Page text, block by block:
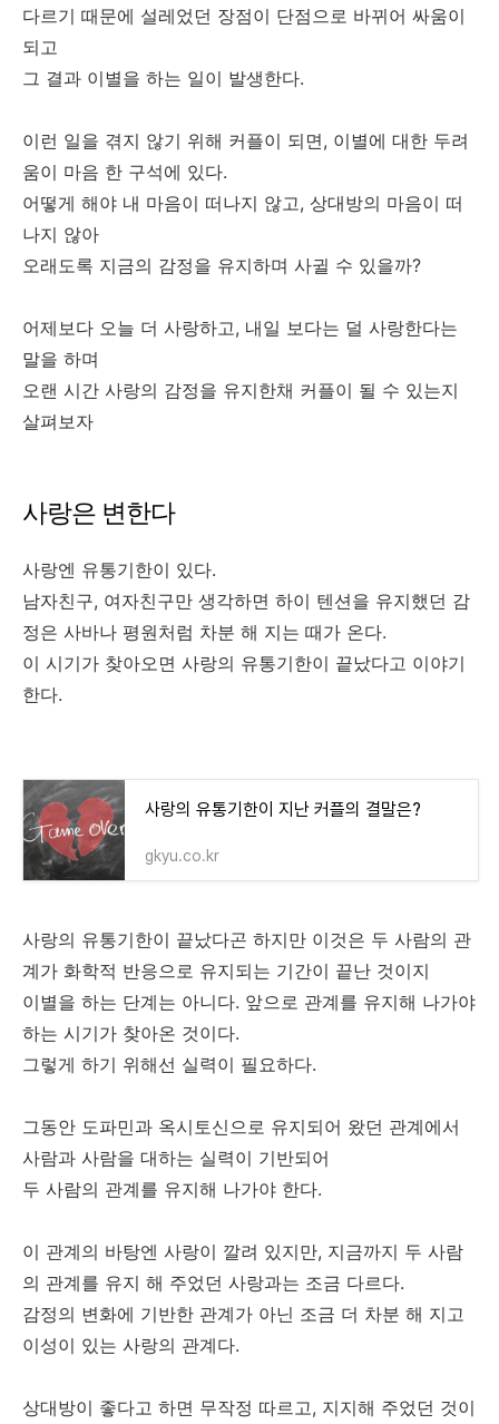
다르기 때문에 설레었던 장점이 단점으로 바뀌어 싸움이
되고
그 결과 이별을 하는 일이 발생한다.
이런 일을 겪지 않기 위해 커플이 되면, 이별에 대한 두려
움이 마음 한 구석에 있다.
어떻게 해야 내 마음이 떠나지 않고, 상대방의 마음이 떠
나지 않아
오래도록 지금의 감정을 유지하며 사귈 수 있을까?
어제보다 오늘 더 사랑하고, 내일 보다는 덜 사랑한다는
말을 하며
오랜 시간 사랑의 감정을 유지한채 커플이 될 수 있는지
살펴보자
사랑은 변한다
사랑엔 유통기한이 있다.
남자친구, 여자친구만 생각하면 하이 텐션을 유지했던 감
정은 사바나 평원처럼 차분 해 지는 때가 온다.
이 시기가 찾아오면 사랑의 유통기한이 끝났다고 이야기
한다.
사랑의 유통기한이 지난 커플의 결말은?
gkyu.co.kr
사랑의 유통기한이 끝났다곤 하지만 이것은 두 사람의 관
계가 화학적 반응으로 유지되는 기간이 끝난 것이지
이별을 하는 단계는 아니다. 앞으로 관계를 유지해 나가야
하는 시기가 찾아온 것이다.
그렇게 하기 위해선 실력이 필요하다.
그동안 도파민과 옥시토신으로 유지되어 왔던 관계에서
사람과 사람을 대하는 실력이 기반되어
두 사람의 관계를 유지해 나가야 한다.
이 관계의 바탕엔 사랑이 깔려 있지만, 지금까지 두 사람
의 관계를 유지 해 주었던 사랑과는 조금 다르다.
감정의 변화에 기반한 관계가 아닌 조금 더 차분 해 지고
이성이 있는 사랑의 관계다.
상대방이 좋다고 하면 무작정 따르고, 지지해 주었던 것이